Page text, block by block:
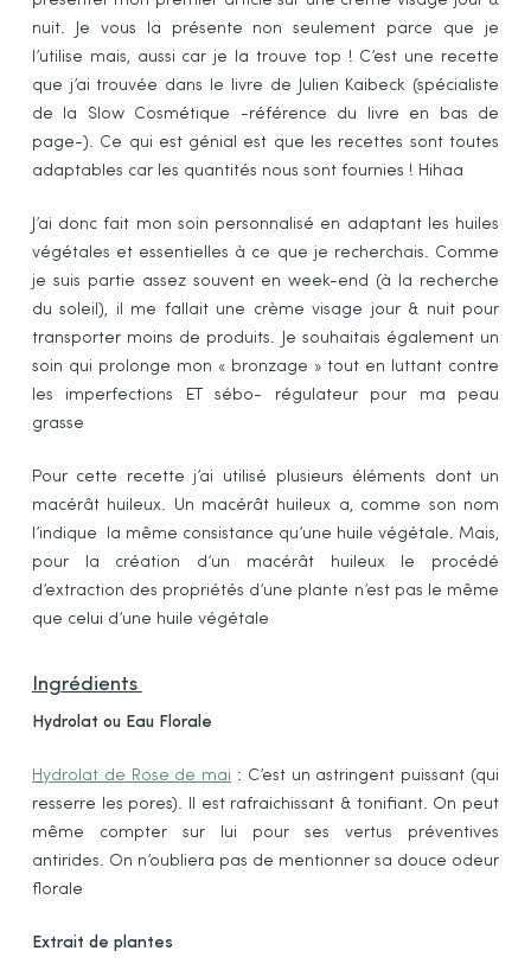
nuit. Je vous la présente non seulement parce que je
l’utilise mais, aussi car je la trouve top ! C’est une recette
que j’ai trouvée dans le livre de Julien Kaibeck (spécialiste
de la Slow Cosmétique -référence du livre en bas de
page-). Ce qui est génial est que les recettes sont toutes
adaptables car les quantités nous sont fournies ! Hihaa
J’ai donc fait mon soin personnalisé en adaptant les huiles
végétales et essentielles à ce que je recherchais. Comme
je suis partie assez souvent en week-end (à la recherche
du soleil), il me fallait une crème visage jour & nuit pour
transporter moins de produits. Je souhaitais également un
soin qui prolonge mon « bronzage » tout en luttant contre
les imperfections ET sébo- régulateur pour ma peau
grasse
Pour cette recette j’ai utilisé plusieurs éléments dont un
macérât huileux. Un macérât huileux a, comme son nom
l’indique la même consistance qu’une huile végétale. Mais,
pour la création d’un macérât huileux le procédé
d’extraction des propriétés d’une plante n’est pas le même
que celui d’une huile végétale
Ingrédients
Hydrolat ou Eau Florale
Hydrolat de Rose de mai : C’est un astringent puissant (qui
resserre les pores). Il est rafraichissant & tonifiant. On peut
même compter sur lui pour ses vertus préventives
antirides. On n’oubliera pas de mentionner sa douce odeur
florale
Extrait de plantes